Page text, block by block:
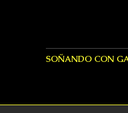
SOÑANDO CON